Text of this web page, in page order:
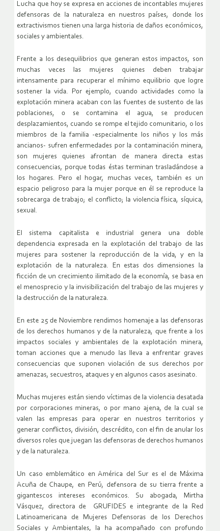
Lucha que hoy se expresa en acciones de incontables mujeres
defensoras de la naturaleza en nuestros países, donde los
extractivismos tienen una larga historia de daños económicos,
sociales y ambientales.
Frente a los desequilibrios que generan estos impactos, son
muchas veces las mujeres quienes deben trabajar
intensamente para recuperar el mínimo equilibrio que logre
sostener la vida. Por ejemplo, cuando actividades como la
explotación minera acaban con las fuentes de sustento de las
poblaciones, o se contamina el agua, se producen
desplazamientos, cuando se rompe el tejido comunitario, o los
miembros de la familia -especialmente los niños y los más
ancianos- sufren enfermedades por la contaminación minera,
son mujeres quienes afrontan de manera directa estas
consecuencias, porque todas éstas terminan trasladándose a
los hogares. Pero el hogar, muchas veces, también es un
espacio peligroso para la mujer porque en él se reproduce la
sobrecarga de trabajo; el conflicto; la violencia física, síquica,
sexual.
El sistema capitalista e industrial genera una doble
dependencia expresada en la explotación del trabajo de las
mujeres para sostener la reproducción de la vida, y en la
explotación de la naturaleza. En estas dos dimensiones la
ficción de un crecimiento ilimitado de la economía, se basa en
el menosprecio y la invisibilización del trabajo de las mujeres y
la destrucción de la naturaleza.
En este 25 de Noviembre rendimos homenaje a las defensoras
de los derechos humanos y de la naturaleza, que frente a los
impactos sociales y ambientales de la explotación minera,
toman acciones que a menudo las lleva a enfrentar graves
consecuencias que suponen violación de sus derechos por
amenazas, secuestros, ataques y en algunos casos asesinato.
Muchas mujeres están siendo víctimas de la violencia desatada
por corporaciones mineras, o por mano ajena, de la cual se
valen las empresas para operar en nuestros territorios y
generar conflictos, división, descrédito, con el fin de anular los
diversos roles que juegan las defensoras de derechos humanos
y de la naturaleza.
Un caso emblemático en América del Sur es el de Máxima
Acuña de Chaupe, en Perú, defensora de su tierra frente a
gigantescos intereses económicos. Su abogada, Mirtha
Vásquez, directora de GRUFIDES e integrante de la Red
Latinoamericana de Mujeres Defensoras de los Derechos
Sociales y Ambientales, la ha acompañado con profundo